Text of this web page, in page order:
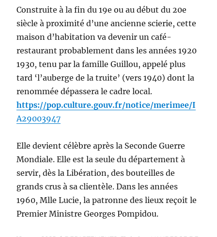
Construite à la fin du 19e ou au début du 20e
siècle à proximité d’une ancienne scierie, cette
maison d’habitation va devenir un café-
restaurant probablement dans les années 1920
1930, tenu par la famille Guillou, appelé plus
tard ‘l’auberge de la truite’ (vers 1940) dont la
renommée dépassera le cadre local.
https://pop.culture.gouv.fr/notice/merimee/I
A29003947
Elle devient célèbre après la Seconde Guerre
Mondiale. Elle est la seule du département à
servir, dès la Libération, des bouteilles de
grands crus à sa clientèle. Dans les années
1960, Mlle Lucie, la patronne des lieux reçoit le
Premier Ministre Georges Pompidou.